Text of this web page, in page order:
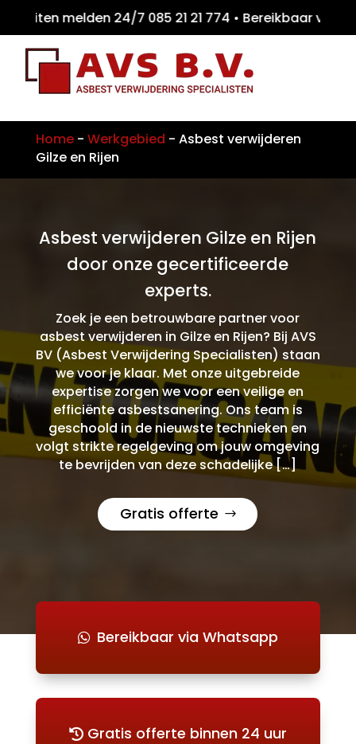
melden 24/7 085 21 21 774 •
Home- Werkgebied - Asbest verwijderen
Gilze en Rijen
Asbest verwijderen Gilze en Rijen
door onze gecertificeerde
experts.
Zoek je een betrouwbare partner voor
asbest verwijderen in Gilze en Rijen? Bij AVS
BV (Asbest Verwijdering Specialisten) staan
we voor je klaar. Met onze uitgebreide
expertise zorgen we voor een veilige en
efficiënte asbestsanering. Ons team is
geschoold in de nieuwste technieken en
volgt strikte regelgeving om jouw omgeving
te bevrijden van deze schadelijke […]
Gratis offerte
Bereikbaar via Whatsapp
Gratis offerte binnen 24 uur